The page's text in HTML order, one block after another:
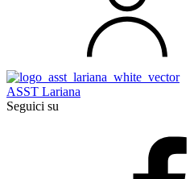
ASST Lariana
Seguici su